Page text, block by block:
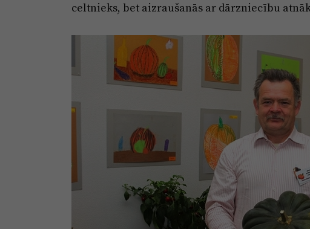
celtnieks, bet aizraušanās ar dārzniecību